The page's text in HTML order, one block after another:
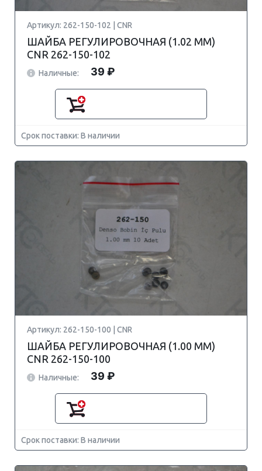
Артикул: 262-150-102 | CNR
ШАЙБА РЕГУЛИРОВОЧНАЯ (1.02 MM)
CNR 262-150-102
Наличные: 39 ₽
Срок поставки: В наличии
Артикул: 262-150-100 | CNR
ШАЙБА РЕГУЛИРОВОЧНАЯ (1.00 MM)
CNR 262-150-100
Наличные: 39 ₽
Срок поставки: В наличии